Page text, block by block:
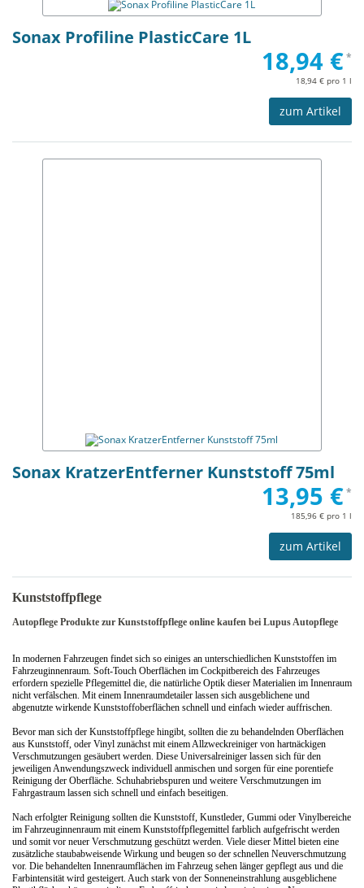
Sonax Profiline PlasticCare 1L
18,94 €*
18,94 € pro 1 l
zum Artikel
Sonax KratzerEntferner Kunststoff 75ml
13,95 €*
185,96 € pro 1 l
zum Artikel
Kunststoffpflege
Autopflege Produkte zur Kunststoffpflege online kaufen bei Lupus Autopflege
In modernen Fahrzeugen findet sich so einiges an unterschiedlichen Kunststoffen im
Fahrzeuginnenraum. Soft-Touch Oberflächen im Cockpitbereich des Fahrzeuges
erfordern spezielle Pflegemittel die, die natürliche Optik dieser Materialien im Innenraum
nicht verfälschen. Mit einem Innenraumdetailer lassen sich ausgeblichene und
abgenutzte wirkende Kunststoffoberflächen schnell und einfach wieder auffrischen.
Bevor man sich der Kunststoffpflege hingibt, sollten die zu behandelnden Oberflächen
aus Kunststoff, oder Vinyl zunächst mit einem Allzweckreiniger von hartnäckigen
Verschmutzungen gesäubert werden. Diese Universalreiniger lassen sich für den
jeweiligen Anwendungszweck individuell anmischen und sorgen für eine porentiefe
Reinigung der Oberfläche. Schuhabriebspuren und weitere Verschmutzungen im
Fahrgastraum lassen sich schnell und einfach beseitigen.
Nach erfolgter Reinigung sollten die Kunststoff, Kunstleder, Gummi oder Vinylbereiche
im Fahrzeuginnenraum mit einem Kunststoffpflegemittel farblich aufgefrischt werden
und somit vor neuer Verschmutzung geschützt werden. Viele dieser Mittel bieten eine
zusätzliche staubabweisende Wirkung und beugen so der schnellen Neuverschmutzung
vor. Die behandelten Innenraumflächen im Fahrzeug sehen länger gepflegt aus und die
Farbintensität wird gesteigert. Auch stark von der Sonneneinstrahlung ausgeblichene